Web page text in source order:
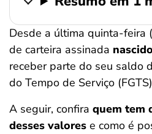
Desde a última quinta-feira
de carteira assinada
receber parte do seu saldo
do Tempo de Serviço
A seguir, confira quem tem
desses valores e como é